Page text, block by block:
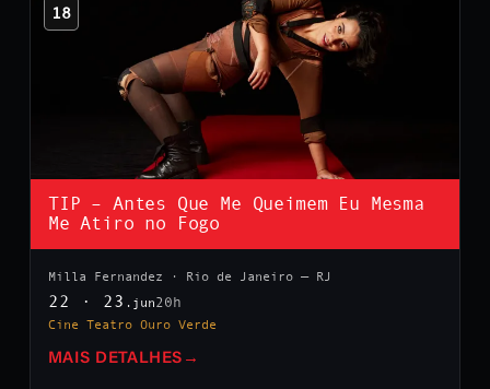
18
TIP – Antes Que Me Queimem Eu Mesma
Me Atiro no Fogo
Milla Fernandez · Rio de Janeiro — RJ
22 · 23 .jun20h
Cine Teatro Ouro Verde
MAIS DETALHES →